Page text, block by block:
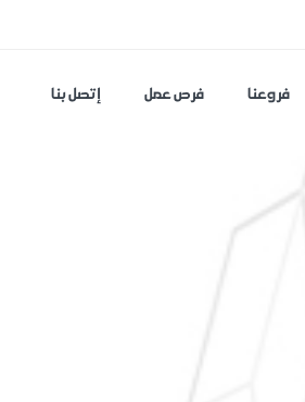
إتصل بنا فرص عمل فروعنا